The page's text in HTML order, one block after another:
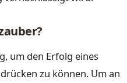
um den Erfolg eines
zu können. Um an